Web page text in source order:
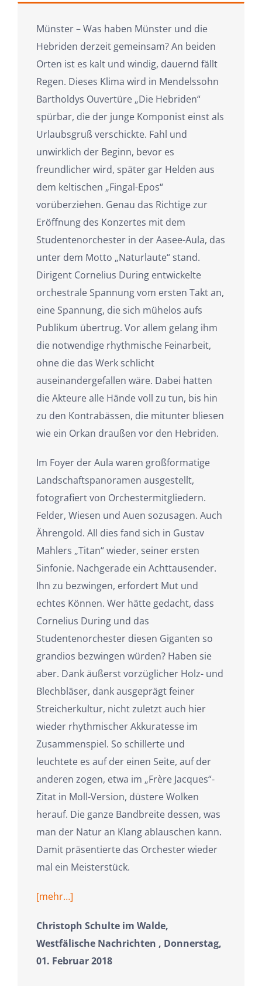
Münster – Was haben Münster und die
Hebriden derzeit gemeinsam? An beiden
Orten ist es kalt und windig, dauernd fällt
Regen. Dieses Klima wird in Mendelssohn
Bartholdys Ouvertüre „Die Hebriden“
spürbar, die der junge Komponist einst als
Urlaubsgruß verschickte. Fahl und
unwirklich der Beginn, bevor es
freundlicher wird, später gar Helden aus
dem keltischen „Fingal-Epos“
vorüberziehen. Genau das Richtige zur
Eröffnung des Konzertes mit dem
Studentenorchester in der Aasee-Aula, das
unter dem Motto „Naturlaute“ stand.
Dirigent Cornelius During entwickelte
orchestrale Spannung vom ersten Takt an,
eine Spannung, die sich mühelos aufs
Publikum übertrug. Vor allem gelang ihm
die notwendige rhythmische Feinarbeit,
ohne die das Werk schlicht
auseinandergefallen wäre. Dabei hatten
die Akteure alle Hände voll zu tun, bis hin
zu den Kontrabässen, die mitunter bliesen
wie ein Orkan draußen vor den Hebriden.
Im Foyer der Aula waren großformatige
Landschaftspanoramen ausgestellt,
fotografiert von Orchestermitgliedern.
Felder, Wiesen und Auen sozusagen. Auch
Ährengold. All dies fand sich in Gustav
Mahlers „Titan“ wieder, seiner ersten
Sinfonie. Nachgerade ein Achttausender.
Ihn zu bezwingen, erfordert Mut und
echtes Können. Wer hätte gedacht, dass
Cornelius During und das
Studentenorchester diesen Giganten so
grandios bezwingen würden? Haben sie
aber. Dank äußerst vorzüglicher Holz- und
Blechbläser, dank ausgeprägt feiner
Streicherkultur, nicht zuletzt auch hier
wieder rhythmischer Akkuratesse im
Zusammenspiel. So schillerte und
leuchtete es auf der einen Seite, auf der
anderen zogen, etwa im „Frère Jacques“-
Zitat in Moll-Version, düstere Wolken
herauf. Die ganze Bandbreite dessen, was
man der Natur an Klang ablauschen kann.
Damit präsentierte das Orchester wieder
mal ein Meisterstück.
[mehr…]
Christoph Schulte im Walde,
Westfälische Nachrichten , Donnerstag,
01. Februar 2018